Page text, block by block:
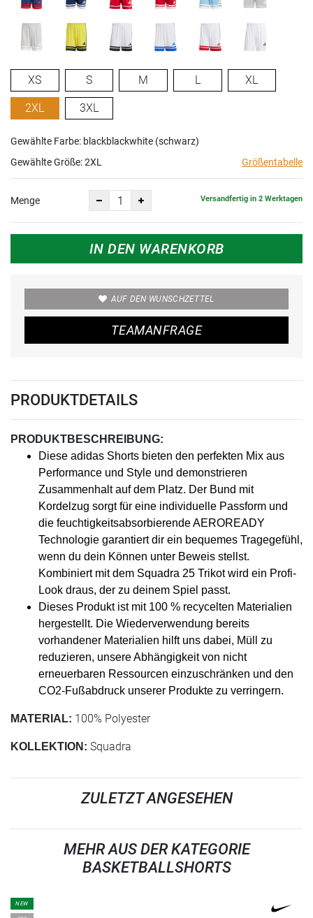
XS S M L XL
2XL 3XL
Gewählte Farbe: blackblackwhite (schwarz)
Gewählte Größe:2XL Größentabelle
Menge Versandfertig in 2 Werktagen
IN DEN WARENKORB
AUF DEN WUNSCHZETTEL
TEAMANFRAGE
PRODUKTDETAILS
PRODUKTBESCHREIBUNG:
Diese adidas Shorts bieten den perfekten Mix aus
Performance und Style und demonstrieren
Zusammenhalt auf dem Platz. Der Bund mit
Kordelzug sorgt für eine individuelle Passform und
die feuchtigkeitsabsorbierende AEROREADY
Technologie garantiert dir ein bequemes Tragegefühl,
wenn du dein Können unter Beweis stellst.
Kombiniert mit dem Squadra 25 Trikot wird ein Profi-
Look draus, der zu deinem Spiel passt.
Dieses Produkt ist mit 100 % recycelten Materialien
hergestellt. Die Wiederverwendung bereits
vorhandener Materialien hilft uns dabei, Müll zu
reduzieren, unsere Abhängigkeit von nicht
erneuerbaren Ressourcen einzuschränken und den
CO2-Fußabdruck unserer Produkte zu verringern.
MATERIAL: 100% Polyester
KOLLEKTION: Squadra
ZULETZT ANGESEHEN
MEHR AUS DER KATEGORIE
BASKETBALLSHORTS
NEW